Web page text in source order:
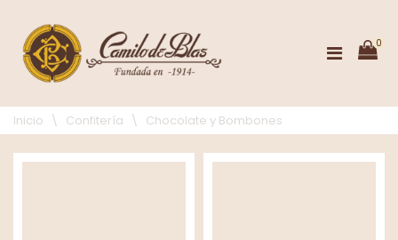
0
Inicio \ Confitería \ Chocolate y Bombones